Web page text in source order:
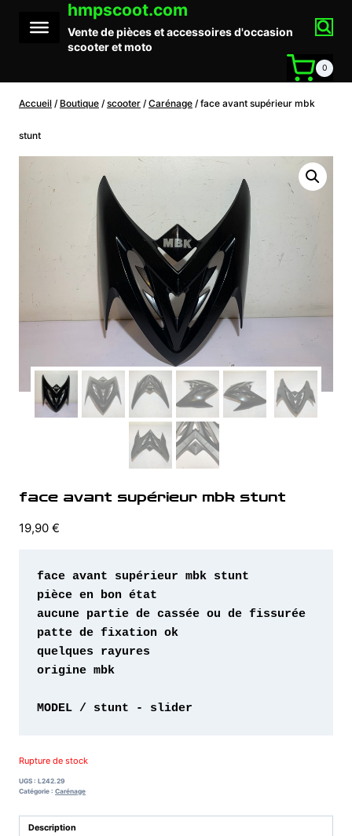
contenu
hmpscoot.com
Vente de pièces et accessoires d'occasion
scooter et moto
0
Accueil / Boutique / scooter / Carénage / face avant supérieur mbk
stunt
face avant supérieur mbk stunt
19,90 €
origine mbk
MODEL / stunt - slider
Rupture de stock
UGS : L242.29
Catégorie : Carénage
Description